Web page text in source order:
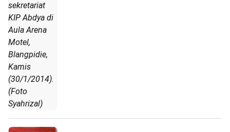
sekretariat
KIP Abdya di
Aula Arena
Motel,
Blangpidie,
Kamis
(30/1/2014).
(Foto
Syahrizal)